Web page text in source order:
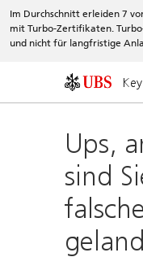
Im Durchschnitt erleiden 7
mit Turbo-Zertifikaten.
und nicht für langfristige
Ups,
sind